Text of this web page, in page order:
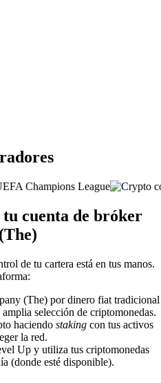
cuenta de bróker
de tu cartera está en tus manos.
(The) por dinero fiat tradicional
selección de criptomonedas.
haciendo staking con tus activos
la red.
Up y utiliza tus criptomonedas
(donde esté disponible).